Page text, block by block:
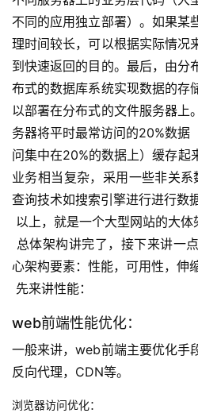
不同的应用独立部署）。如果某
理时间较长，可以根据实际情况
到快速返回的目的。最后，由分
布式的数据库系统实现数据的存
以部署在分布式的文件服务器上
务器将平时最常访问的20%数据
问集中在20%的数据上）缓存起
业务相当复杂，采用一些非关
查询技术如搜索引擎进行进行数
以上，就是一个大型网站的大体
心架构要素：性能，可用性，伸
先来讲性能：
web前端性能优化：
一般来讲，web前端主要优化手
反向代理，CDN等。
浏览器访问优化：